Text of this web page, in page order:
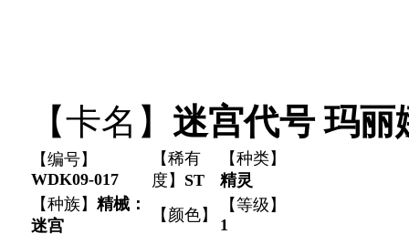
【卡名】 迷宫代号 玛丽
【编号】
WDK09-017
【稀有
度】 ST
【种类】
精灵
【种族】 精械：
迷宫
【颜色】
【等级】
1